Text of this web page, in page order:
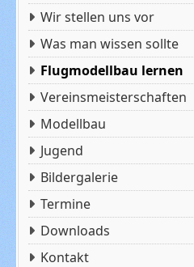
Wir stellen uns vor
Was man wissen sollte
Flugmodellbau lernen
Vereinsmeisterschaften
Modellbau
Jugend
Bildergalerie
Termine
Downloads
Kontakt